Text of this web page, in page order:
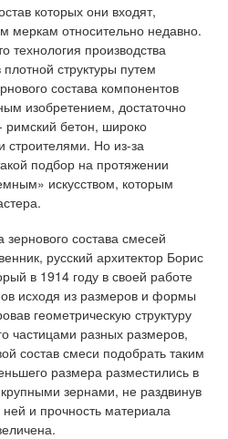
которых они входят,
меркам относительно недавно.
технология производства
структуры путем
состава компонентов
изобретением, достаточно
римский бетон, широко
Но из-за
подбор на протяжении
искусством, которым
состава смесей
русский архитектор Борис
в 1914 году в своей работе
исходя из размеров и формы
геометрическую структуру
частицами разных размеров,
состав смеси подобрать таким
размера разместились в
зернами, не раздвинув
ней и прочность материала